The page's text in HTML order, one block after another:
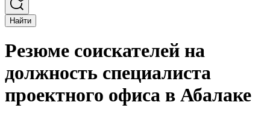
Найти
Резюме соискателей на
должность специалиста
проектного офиса в Абалаке